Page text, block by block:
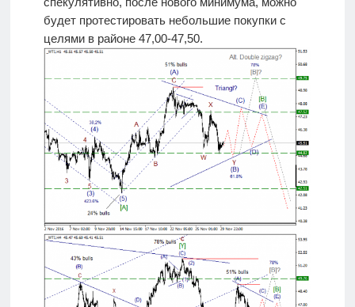
будет протестировать небольшие покупки с
целями в районе 47,00-47,50.